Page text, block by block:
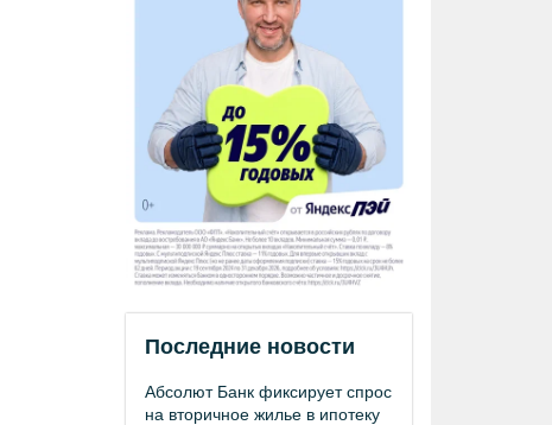
Последние новости
Абсолют Банк фиксирует спрос
на вторичное жилье в ипотеку